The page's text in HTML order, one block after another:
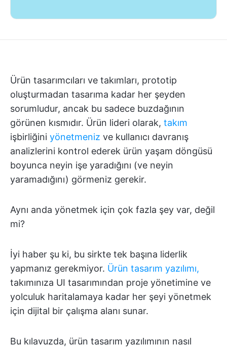
Ürün tasarımcıları ve takımları, prototip
oluşturmadan tasarıma kadar her şeyden
sorumludur, ancak bu sadece buzdağının
görünen kısmıdır. Ürün lideri olarak, takım
işbirliğini yönetmeniz ve kullanıcı davranış
analizlerini kontrol ederek ürün yaşam döngüsü
boyunca neyin işe yaradığını (ve neyin
yaramadığını) görmeniz gerekir.
Aynı anda yönetmek için çok fazla şey var, değil
mi?
İyi haber şu ki, bu sirkte tek başına liderlik
yapmanız gerekmiyor. Ürün tasarım yazılımı,
takımınıza UI tasarımından proje yönetimine ve
yolculuk haritalamaya kadar her şeyi yönetmek
için dijital bir çalışma alanı sunar.
Bu kılavuzda, ürün tasarım yazılımının nasıl